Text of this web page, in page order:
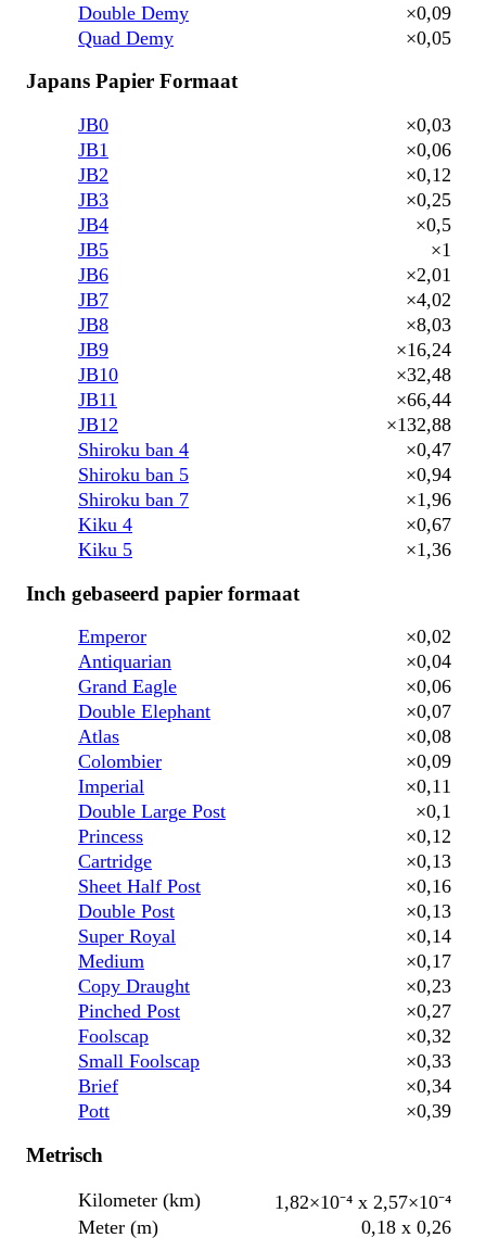
Double Demy
×0,09
Quad Demy
×0,05
Japans Papier Formaat
JB0
×0,03
JB1
×0,06
JB2
×0,12
JB3
×0,25
JB4
×0,5
JB5
×1
JB6
×2,01
JB7
×4,02
JB8
×8,03
JB9
×16,24
JB10
×32,48
JB11
×66,44
JB12
×132,88
Shiroku ban 4
×0,47
Shiroku ban 5
×0,94
Shiroku ban 7
×1,96
Kiku 4
×0,67
Kiku 5
×1,36
Inch gebaseerd papier formaat
Emperor
×0,02
Antiquarian
×0,04
Grand Eagle
×0,06
Double Elephant
×0,07
Atlas
×0,08
Colombier
×0,09
Imperial
×0,11
Double Large Post
×0,1
Princess
×0,12
Cartridge
×0,13
Sheet Half Post
×0,16
Double Post
×0,13
Super Royal
×0,14
Medium
×0,17
Copy Draught
×0,23
Pinched Post
×0,27
Foolscap
×0,32
Small Foolscap
×0,33
Brief
×0,34
Pott
×0,39
Metrisch
Kilometer (km)
1,82×10⁻⁴ x 2,57×10⁻⁴
Meter (m)
0,18 x 0,26